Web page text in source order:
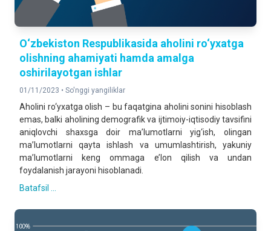
O‘zbеkiston Rеspublikasida aholini ro‘yxatga
olishning ahamiyati hamda amalga
oshirilayotgan ishlar
01/11/2023 • So'nggi yangiliklar
Aholini ro‘yxatga olish – bu faqatgina aholini sonini hisoblash
emas, balki aholining demografik va ijtimoiy-iqtisodiy tavsifini
aniqlovchi shaxsga doir ma’lumotlarni yig‘ish, olingan
ma’lumotlarni qayta ishlash va umumlashtirish, yakuniy
ma’lumotlarni keng ommaga e’lon qilish va undan
foydalanish jarayoni hisoblanadi.
Batafsil ...